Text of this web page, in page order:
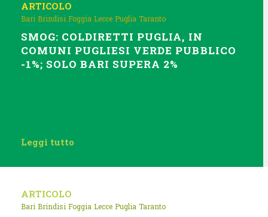
ARTICOLO
Bari Brindisi Foggia Lecce Puglia Taranto
SMOG: COLDIRETTI PUGLIA, IN
COMUNI PUGLIESI VERDE PUBBLICO
-1%; SOLO BARI SUPERA 2%
Leggi tutto
ARTICOLO
Bari Brindisi Foggia Lecce Puglia Taranto